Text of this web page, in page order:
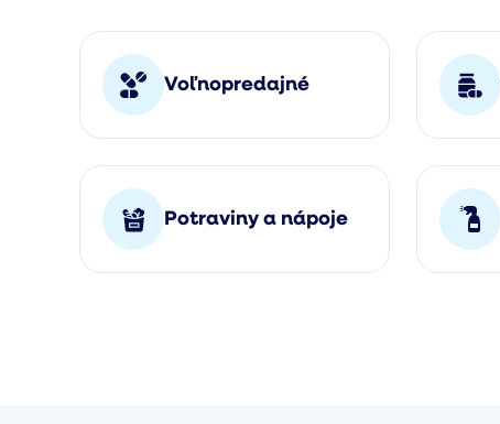
Voľnopredajné
Potraviny a nápoje